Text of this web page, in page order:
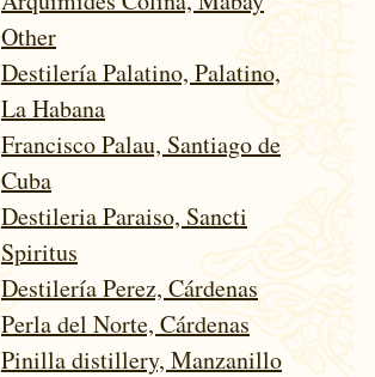
Other
Destilería Palatino, Palatino,
La Habana
Francisco Palau, Santiago de
Cuba
Destileria Paraiso, Sancti
Spiritus
Destilería Perez, Cárdenas
Perla del Norte, Cárdenas
Pinilla distillery, Manzanillo